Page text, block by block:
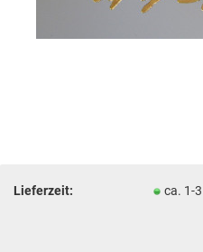
Lieferzeit: ca. 1-